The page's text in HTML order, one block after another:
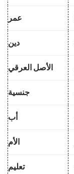
عمر
دين
الأصل العرقي
جنسية
أب
الأم
تعليم